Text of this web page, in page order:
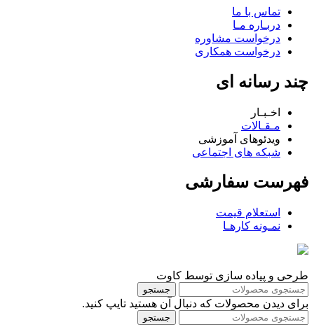
تماس با ما
دربـاره مـا
درخواست مشاوره
درخواست همکاری
چند رسانه ای
اخـبـار
مـقـالات
ویدئوهای آموزشی
شبکه های اجتماعی
فهرست سفارشی
استعلام قیمت
نمـونه کارهـا
طرحی و پیاده سازی توسط کاوت
جستجو
برای دیدن محصولات که دنبال آن هستید تایپ کنید.
جستجو